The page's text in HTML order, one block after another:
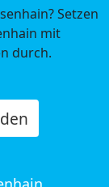
Setzen
mit
durch.